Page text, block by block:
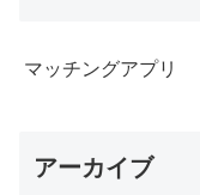
マッチングアプリ
アーカイブ